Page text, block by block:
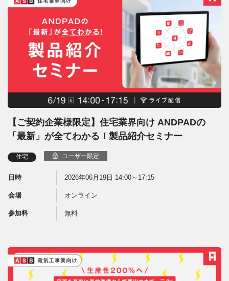
【ご契約企業様限定】住宅業界向け ANDPADの
「最新」が全てわかる！製品紹介セミナー
住宅 ユーザー限定
日時 2026年06月19日 14:00～17:15
会場 オンライン
参加料 無料